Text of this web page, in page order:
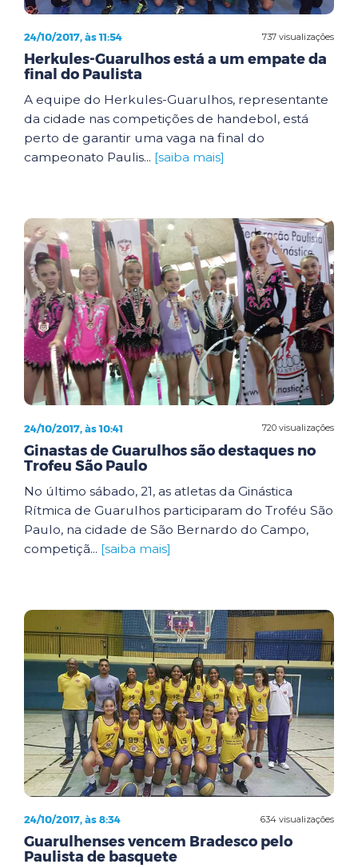
737 visualizações
24/10/2017, às 11:54
Herkules-Guarulhos está a um empate da
final do Paulista
A equipe do Herkules-Guarulhos, representante
da cidade nas competições de handebol, está
perto de garantir uma vaga na final do
campeonato Paulis... [saiba mais]
720 visualizações
24/10/2017, às 10:41
Ginastas de Guarulhos são destaques no
Trofeu São Paulo
No último sábado, 21, as atletas da Ginástica
Rítmica de Guarulhos participaram do Troféu São
Paulo, na cidade de São Bernardo do Campo,
competiçã... [saiba mais]
634 visualizações
24/10/2017, às 8:34
Guarulhenses vencem Bradesco pelo
Paulista de basquete